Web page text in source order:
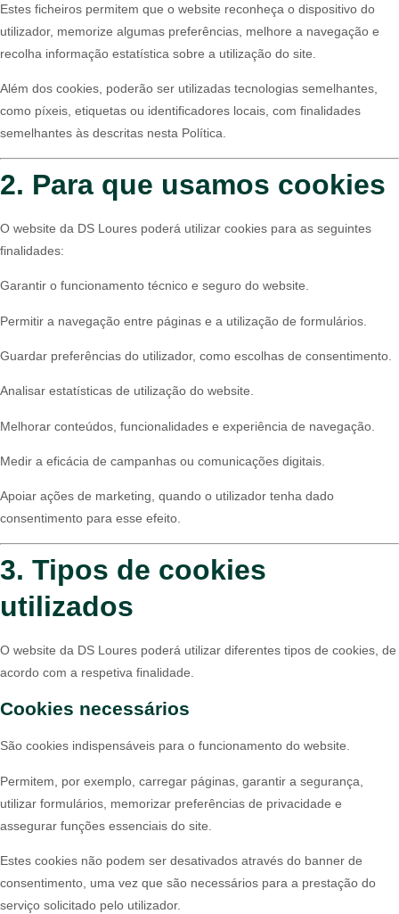
Estes ficheiros permitem que o website reconheça o dispositivo do
utilizador, memorize algumas preferências, melhore a navegação e
recolha informação estatística sobre a utilização do site.
Além dos cookies, poderão ser utilizadas tecnologias semelhantes,
como píxeis, etiquetas ou identificadores locais, com finalidades
semelhantes às descritas nesta Política.
2. Para que usamos cookies
O website da DS Loures poderá utilizar cookies para as seguintes
finalidades:
Garantir o funcionamento técnico e seguro do website.
Permitir a navegação entre páginas e a utilização de formulários.
Guardar preferências do utilizador, como escolhas de consentimento.
Analisar estatísticas de utilização do website.
Melhorar conteúdos, funcionalidades e experiência de navegação.
Medir a eficácia de campanhas ou comunicações digitais.
Apoiar ações de marketing, quando o utilizador tenha dado
consentimento para esse efeito.
3. Tipos de cookies
utilizados
O website da DS Loures poderá utilizar diferentes tipos de cookies, de
acordo com a respetiva finalidade.
Cookies necessários
São cookies indispensáveis para o funcionamento do website.
Permitem, por exemplo, carregar páginas, garantir a segurança,
utilizar formulários, memorizar preferências de privacidade e
assegurar funções essenciais do site.
Estes cookies não podem ser desativados através do banner de
consentimento, uma vez que são necessários para a prestação do
serviço solicitado pelo utilizador.